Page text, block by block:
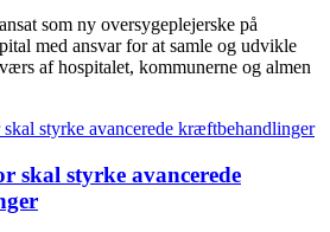
som ny oversygeplejerske på
med ansvar for at samle og udvikle
af hospitalet, kommunerne og almen
skal styrke avancerede